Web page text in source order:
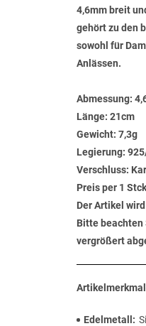
4,6mm breit
gehört zu den
sowohl für
Anlässen.
Abmessung:
Länge: 21cm
Gewicht: 7,3g
Legierung:
Verschluss:
Preis per 1 Stck
Der Artikel
Bitte beachten
vergrößert
Edelmetall